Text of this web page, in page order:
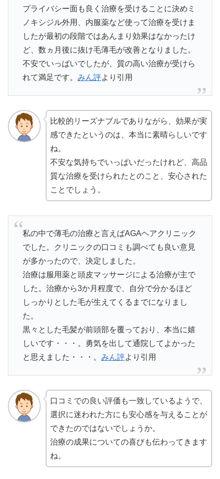
プライバシー面も良く治療を受けることに決めミ
ノキシジル外用、内服薬など使って治療を受けま
したが最初の段階ではあんまり効果はなかったけ
ど、数ヵ月後に抜け毛薄毛が改善となりました。
不安でいっぱいでしたが、質の高い治療が受けら
れて満足です。 みん評より引用
比較的リーズナブルでありながら、効果が実
感できたというのは、本当に素晴らしいです
ね。
不安な気持ちでいっぱいだったけれど、高品
質な治療を受けられたとのこと、安心された
ことでしょう。
私の中で薄毛の治療と言えばAGAヘアクリニック
でした。クリニックの口コミも調べても良い意見
が多かったので、決定しました。
治療は服用薬と頭皮マッサージによる治療が主で
した。治療から3か月程度で、自分で分かるほど
しっかりとした毛が生えてくるまでになりまし
た。
黒々とした毛髪が前頭部を覆っており、本当に嬉
しいです・・・。勇気を出して通院してよかった
と思えました・・・。 みん評より引用
口コミでの良い評価も一致しているようで、
選択に迷われた方にも安心感を与えることが
できたのではないでしょうか。
治療の成果についての喜びも伝わってきます
ね。